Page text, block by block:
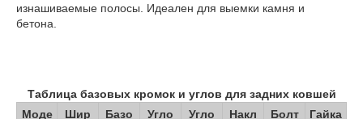
изнашиваемые полосы. Идеален для выемки камня и
бетона.
Таблица базовых кромок и углов для задних ковшей
Моде
Шир
Базо
Угло
Угло
Накл
Болт
Гайка